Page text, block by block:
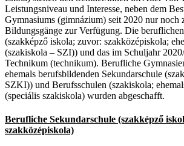
Leistungsniveau und Interesse, neben dem
Gymnasiums (gimnázium) seit 2020 nur noch
Bildungsgänge zur Verfügung. Die
(szakképző iskola; zuvor: szakközépiskola;
(szakiskola – SZI)) und das im Schuljahr
Technikum (technikum). Berufliche
ehemals berufsbildenden Sekundarschule
SZKI)) und Berufsschulen (szakiskola;
(speciális szakiskola) wurden abgeschafft.
Berufliche Sekundarschule (szakképző
szakközépiskola)